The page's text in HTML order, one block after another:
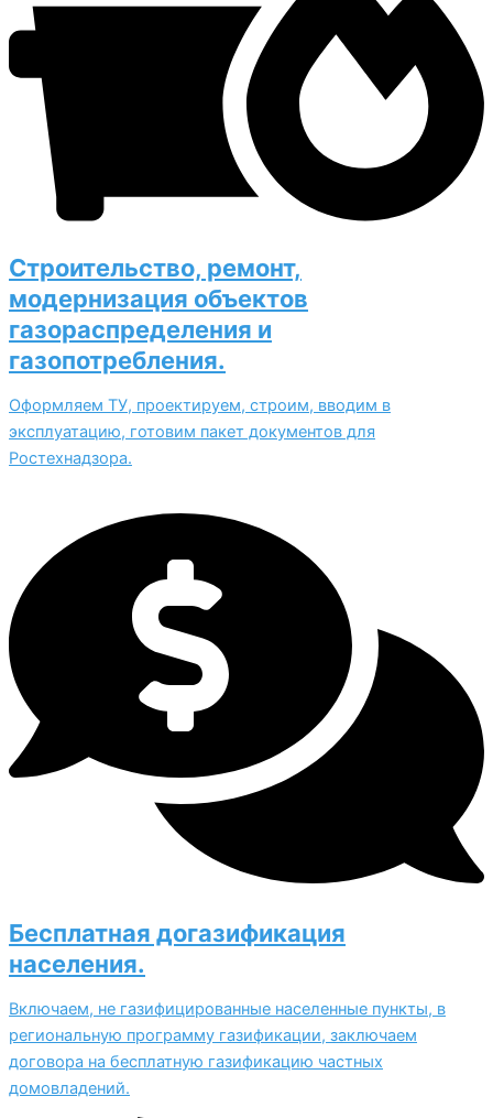
Строительство, ремонт,
модернизация объектов
газораспределения и
газопотребления.
Оформляем ТУ, проектируем, строим, вводим в
эксплуатацию, готовим пакет документов для
Ростехнадзора.
Бесплатная догазификация
населения.
Включаем, не газифицированные населенные пункты, в
региональную программу газификации, заключаем
договора на бесплатную газификацию частных
домовладений.